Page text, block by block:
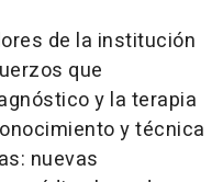
de la institución
que
y la terapia
y técnica
nuevas